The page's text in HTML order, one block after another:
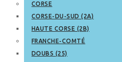
CORSE
CORSE-DU-SUD (2A)
HAUTE CORSE (2B)
FRANCHE-COMTÉ
DOUBS (25)